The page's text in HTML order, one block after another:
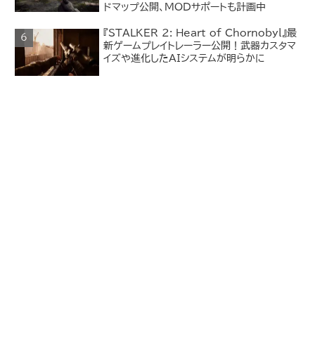
ドマップ公開、MODサポートも計画中
『STALKER 2: Heart of Chornobyl』最
新ゲームプレイトレーラー公開！武器カスタマ
イズや進化したAIシステムが明らかに